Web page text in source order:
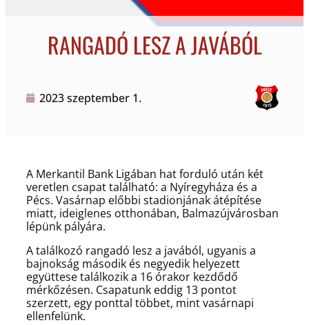
RANGADÓ LESZ A JAVÁBÓL
2023 szeptember 1.
A Merkantil Bank Ligában hat forduló után két
veretlen csapat található: a Nyíregyháza és a
Pécs. Vasárnap előbbi stadionjának átépítése
miatt, ideiglenes otthonában, Balmazújvárosban
lépünk pályára.
A találkozó rangadó lesz a javából, ugyanis a
bajnokság második és negyedik helyezett
együttese találkozik a 16 órakor kezdődő
mérkőzésen. Csapatunk eddig 13 pontot
szerzett, egy ponttal többet, mint vasárnapi
ellenfelünk.